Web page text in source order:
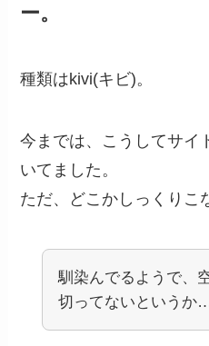
ー。
種類はkivi(キビ)。
今までは、こうしてサイ
いてました。
ただ、どこかしっくりこ
馴染んでるようで、
切ってないというか